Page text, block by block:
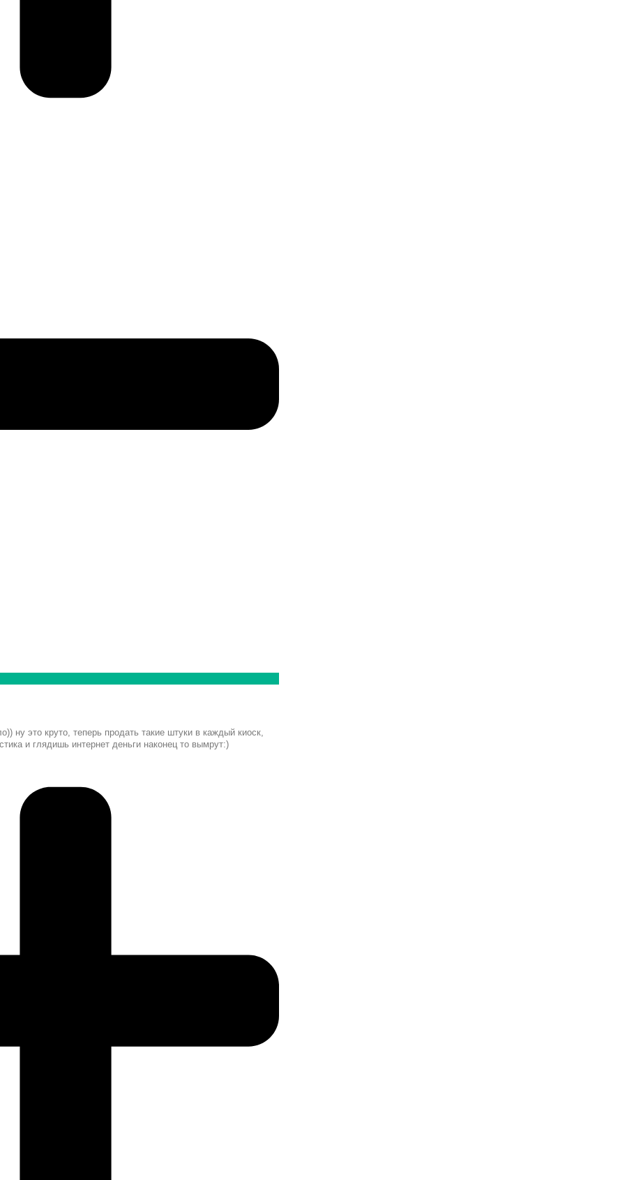
ну это круто, теперь продать такие штуки в каждый киоск,
и глядишь интернет деньги наконец то вымрут:)